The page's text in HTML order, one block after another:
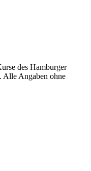
des Hamburger
. Alle Angaben ohne